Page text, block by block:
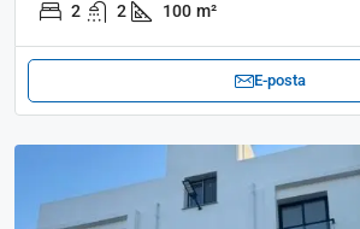
2 2 100 m²
E-posta